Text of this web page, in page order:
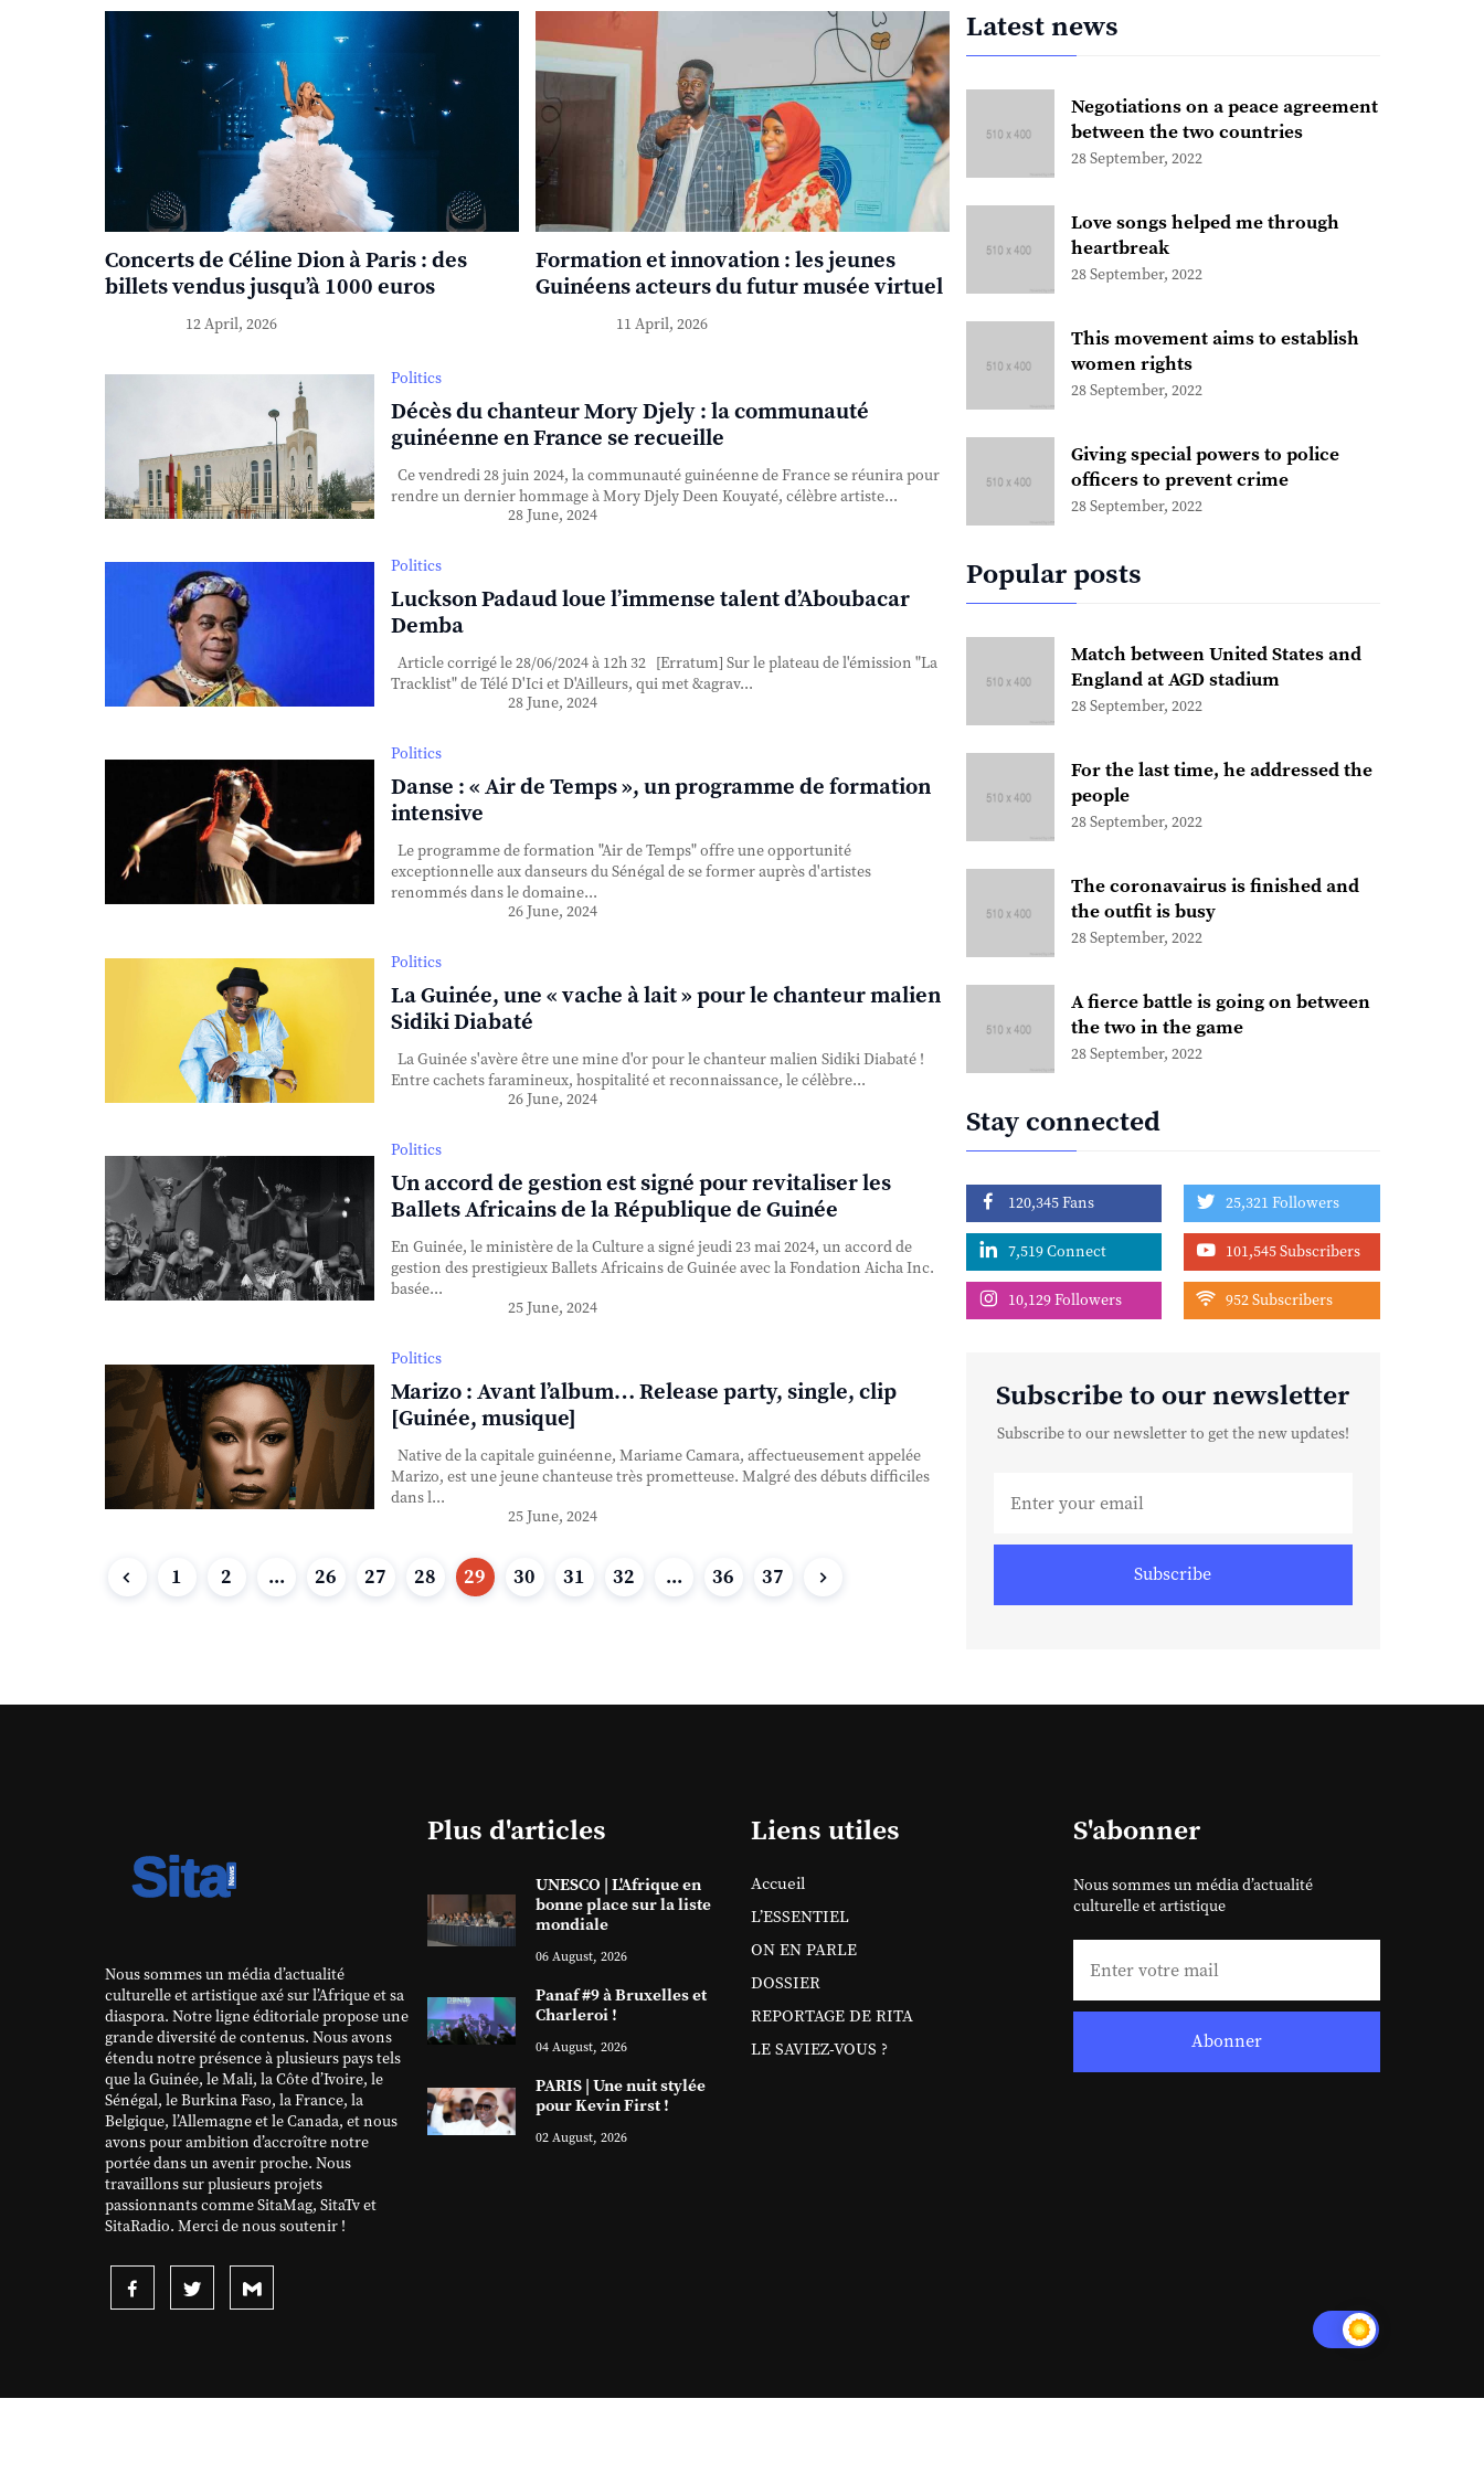
Concerts de Céline Dion à Paris : des
billets vendus jusqu’à 1000 euros
12 April, 2026
Formation et innovation : les jeunes
Guinéens acteurs du futur musée virtuel
11 April, 2026
Politics
Décès du chanteur Mory Djely : la communauté
guinéenne en France se recueille
Ce vendredi 28 juin 2024, la communauté guinéenne de France se réunira pour
rendre un dernier hommage à Mory Djely Deen Kouyaté, célèbre artiste...
28 June, 2024
Politics
Luckson Padaud loue l’immense talent d’Aboubacar
Demba
Article corrigé le 28/06/2024 à 12h 32 [Erratum] Sur le plateau de l'émission "La
Tracklist" de Télé D'Ici et D'Ailleurs, qui met &agrav...
28 June, 2024
Politics
Danse : « Air de Temps », un programme de formation
intensive
Le programme de formation "Air de Temps" offre une opportunité
exceptionnelle aux danseurs du Sénégal de se former auprès d'artistes
renommés dans le domaine...
26 June, 2024
Politics
La Guinée, une « vache à lait » pour le chanteur malien
Sidiki Diabaté
La Guinée s'avère être une mine d'or pour le chanteur malien Sidiki Diabaté !
Entre cachets faramineux, hospitalité et reconnaissance, le célèbre...
26 June, 2024
Politics
Un accord de gestion est signé pour revitaliser les
Ballets Africains de la République de Guinée
En Guinée, le ministère de la Culture a signé jeudi 23 mai 2024, un accord de
gestion des prestigieux Ballets Africains de Guinée avec la Fondation Aicha Inc.
basée...
25 June, 2024
Politics
Marizo : Avant l’album… Release party, single, clip
[Guinée, musique]
Native de la capitale guinéenne, Mariame Camara, affectueusement appelée
Marizo, est une jeune chanteuse très prometteuse. Malgré des débuts difficiles
dans l...
25 June, 2024
1 2 ... 26 27 28 29 30 31 32 ... 36 37
Latest news
Negotiations on a peace agreement
between the two countries
28 September, 2022
Love songs helped me through
heartbreak
28 September, 2022
This movement aims to establish
women rights
28 September, 2022
Giving special powers to police
officers to prevent crime
28 September, 2022
Popular posts
Match between United States and
England at AGD stadium
28 September, 2022
For the last time, he addressed the
people
28 September, 2022
The coronavairus is finished and
the outfit is busy
28 September, 2022
A fierce battle is going on between
the two in the game
28 September, 2022
Stay connected
120,345 Fans 25,321 Followers
7,519 Connect 101,545 Subscribers
10,129 Followers 952 Subscribers
Subscribe to our newsletter
Subscribe to our newsletter to get the new updates!
Subscribe
Nous sommes un média d’actualité
culturelle et artistique axé sur l’Afrique et sa
diaspora. Notre ligne éditoriale propose une
grande diversité de contenus. Nous avons
étendu notre présence à plusieurs pays tels
que la Guinée, le Mali, la Côte d’Ivoire, le
Sénégal, le Burkina Faso, la France, la
Belgique, l’Allemagne et le Canada, et nous
avons pour ambition d’accroître notre
portée dans un avenir proche. Nous
travaillons sur plusieurs projets
passionnants comme SitaMag, SitaTv et
SitaRadio. Merci de nous soutenir !
Plus d'articles
UNESCO | L'Afrique en
bonne place sur la liste
mondiale
06 August, 2026
Panaf #9 à Bruxelles et
Charleroi !
04 August, 2026
PARIS | Une nuit stylée
pour Kevin First !
02 August, 2026
Liens utiles
Accueil
L’ESSENTIEL
ON EN PARLE
DOSSIER
REPORTAGE DE RITA
LE SAVIEZ-VOUS ?
S'abonner
Nous sommes un média d’actualité
culturelle et artistique
Abonner